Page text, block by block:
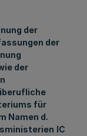
der
der
der
für
Namen d.
IC